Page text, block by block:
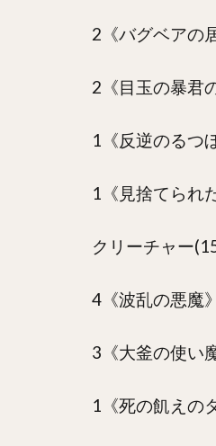
2《バグベアの
2《目玉の暴君
1《反逆のるつ
1《見捨てられ
クリーチャー
4《波乱の悪魔》
3《大釜の使い
1《死の飢えの